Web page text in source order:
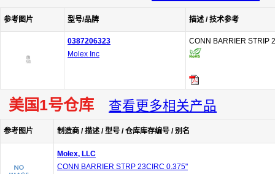
参考图片 型号/品牌 描述 / 技术参考
0387206323
Molex Inc
CONN BARRIER STRIP
美国1号仓库 查看更多相关产品
参考图片 制造商 / 描述 / 型号 / 仓库库存编号 / 别名
Molex, LLC
CONN BARRIER STRP 23CIRC 0.375"